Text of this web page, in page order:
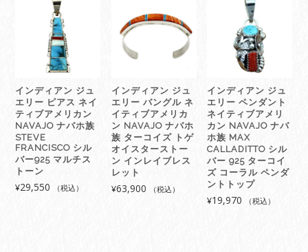
ア
メ
リ
カ
ン
NAVAJO
ナ
インディアン ジュ
エリー ピアス ネイ
ティブアメリカン
NAVAJO ナバホ族
STEVE
FRANCISCO シル
バー925 マルチス
トーン
¥29,550 （税込）
インディアン ジュ
エリー バングル ネ
イティブアメリカ
ン NAVAJO ナバホ
族 ターコイズ トゲ
オイスターストー
ン インレイブレス
レット
¥63,900 （税込）
インディアン ジュ
エリー ペンダント
ネイティブアメリ
カン NAVAJO ナバ
ホ族 MAX
CALLADITTO シル
バー 925 ターコイ
ズ コーラル ペンダ
ントトップ
¥19,970 （税込）